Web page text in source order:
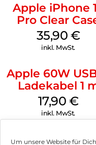
Um unsere Website für
Apple iPhone
Pro Clear
MagSafe
Transparent
35,90 €
inkl. MwSt.
Apple 60W
Ladekabel 1
Weiß
17,90 €
inkl. MwSt.